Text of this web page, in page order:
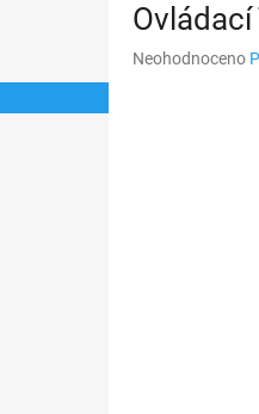
Ovládací
Průměrné
Neohodnoceno